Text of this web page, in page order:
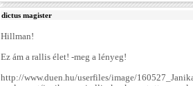
dictus magister
Hillman!
Ez ám a rallis élet! -meg a lényeg!
http://www.duen.hu/userfiles/image/